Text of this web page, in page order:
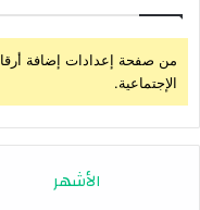
من صفحة إعدادات إضافة
الإجتماعية.
الأشهر